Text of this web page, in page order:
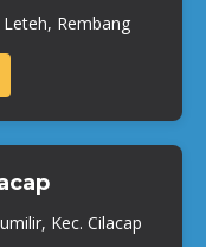
Rembang
Kec. Cilacap